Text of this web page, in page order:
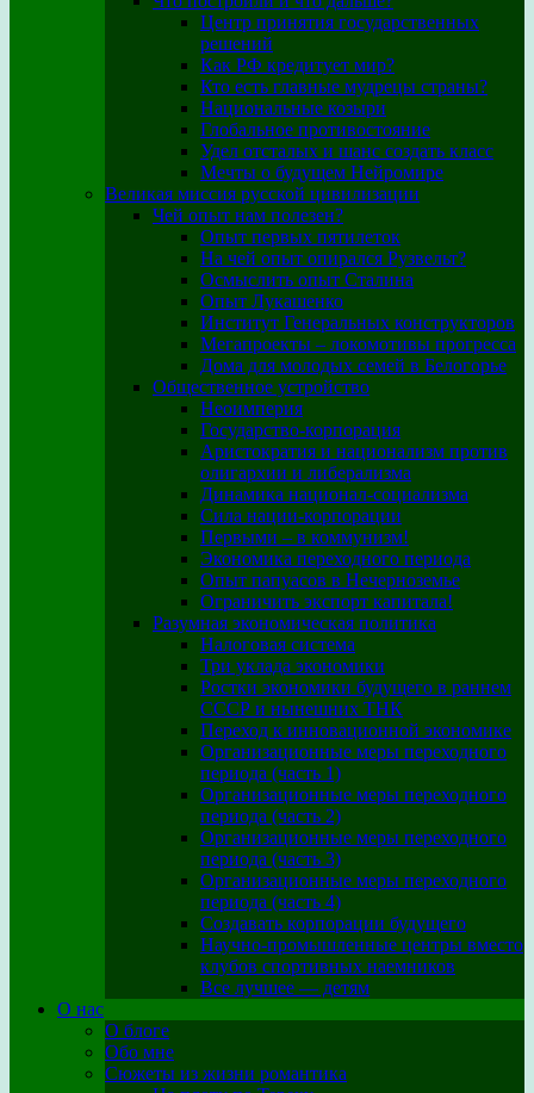
Центр принятия государственных
решений
Как РФ кредитует мир?
Кто есть главные мудрецы страны?
Национальные козыри
Глобальное противостояние
Удел отсталых и шанс создать класс
Мечты о будущем Нейромире
Великая миссия русской цивилизации
Чей опыт нам полезен?
Опыт первых пятилеток
На чей опыт опирался Рузвельт?
Осмыслить опыт Сталина
Опыт Лукашенко
Институт Генеральных конструкторов
Мегапроекты – локомотивы прогресса
Дома для молодых семей в Белогорье
Общественное устройство
Неоимперия
Государство-корпорация
Аристократия и национализм против
олигархии и либерализма
Динамика национал-социализма
Сила нации-корпорации
Первыми – в коммунизм!
Экономика переходного периода
Опыт папуасов в Нечерноземье
Ограничить экспорт капитала!
Разумная экономическая политика
Налоговая система
Три уклада экономики
Ростки экономики будущего в раннем
СССР и нынешних ТНК
Переход к инновационной экономике
Организационные меры переходного
периода (часть 1)
Организационные меры переходного
периода (часть 2)
Организационные меры переходного
периода (часть 3)
Организационные меры переходного
периода (часть 4)
Создавать корпорации будущего
Научно-промышленные центры вместо
клубов спортивных наемников
Все лучшее — детям
О нас
О блоге
Обо мне
Сюжеты из жизни романтика